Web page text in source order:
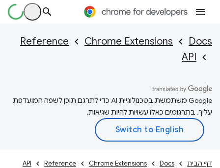
Docs
Chrome Extensions
Reference
API
‫Google משתמשת בטכנולוגיית AI כדי לתרגם תוכן לשפה המועדפת
עליך. בתרגומים כאלו עשויות להיות שגיאות.
דף הבית Docs
Chrome Extensions
Reference
API